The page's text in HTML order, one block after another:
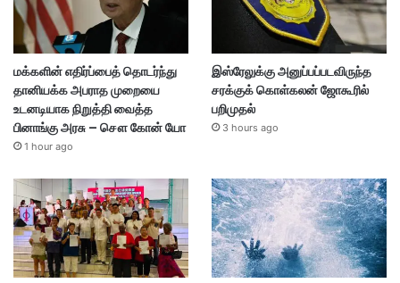
மக்களின் எதிர்ப்பைத் தொடர்ந்து
தானியக்க அபராத முறையை
உடனடியாக நிறுத்தி வைத்த
பினாங்கு அரசு – சௌ கோன் யோ
1 hour ago
இஸ்ரேலுக்கு அனுப்பப்படவிருந்த
சரக்குக் கொள்கலன் ஜோகூரில்
பறிமுதல்
3 hours ago